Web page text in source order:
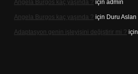
Angela Burgos kaç yaşında ? için admin
Angela Burgos kaç yaşında ? için Duru Aslan
Adaptasyon genin işleyişini değiştirir mi ? için